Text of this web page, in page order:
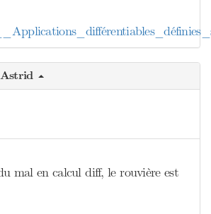
mal en calcul diff, le rouvière est